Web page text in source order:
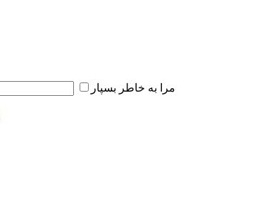
مرا به خاطر بسپار